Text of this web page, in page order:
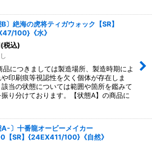
B〕絶海の虎将ティガウォック【SR】
100}《水》
(税込)
品につきましては製造場所、製造時期によ
や印刷痕等視認性を欠く個体が存在しま
当の状態については範囲や箇所を鑑みて
り分けております。【状態A】の商品に
A-〕十番龍オービーメイカー
【SR】{24EX411/100}《自然》